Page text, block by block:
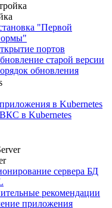
"Первой
портов
старой версии
обновления
в Kubernetes
в Kubernetes
сервера БД
рекомендации
приложения